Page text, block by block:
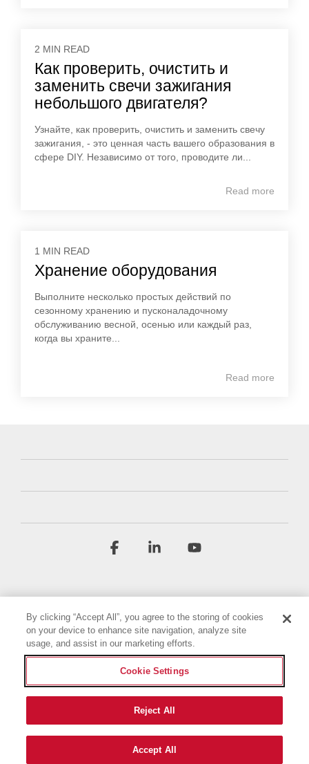
2 MIN READ
Как проверить, очистить и
заменить свечи зажигания
небольшого двигателя?
Узнайте, как проверить, очистить и заменить свечу
зажигания, - это ценная часть вашего образования в
сфере DIY. Независимо от того, проводите ли...
Read more
1 MIN READ
Хранение оборудования
Выполните несколько простых действий по
сезонному хранению и пусконаладочному
обслуживанию весной, осенью или каждый раз,
когда вы храните...
Read more
Условия и положения
Политика конфиденциальности
Декларация о доступности
Выходные данные
Настройки файлов cookie
© 2026 Briggs & Stratton, LLC. All rights reserved.
Facebook Linkedin
By clicking “Accept All”, you agree to the storing of cookies
on your device to enhance site navigation, analyze site
usage, and assist in our marketing efforts.
Cookie Settings
Reject All
Accept All